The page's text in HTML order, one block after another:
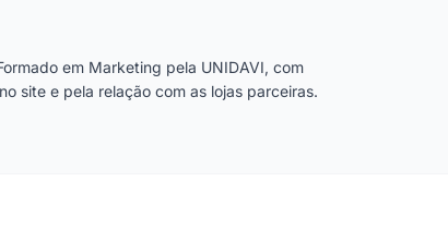
em Marketing pela UNIDAVI, com
site e pela relação com as lojas parceiras.